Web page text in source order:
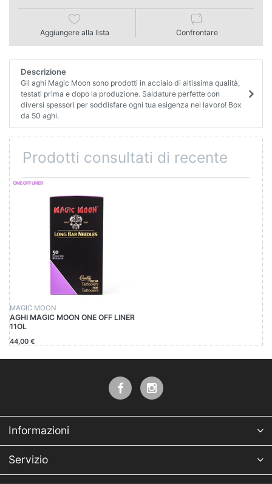
Aggiungere alla lista Confrontare
Descrizione
Gli aghi Magic Moon sono prodotti in acciaio di altissima qualità,
testati prima e dopo la produzione. Saldature perfette con
diversi spessori per soddisfare ogni tua esigenza nel lavoro! Box
da 50 aghi.
Prodotti consultati di recente
MAGIC MOON
AGHI MAGIC MOON ONE OFF LINER
11OL
44,00 €
Informazioni
Servizio